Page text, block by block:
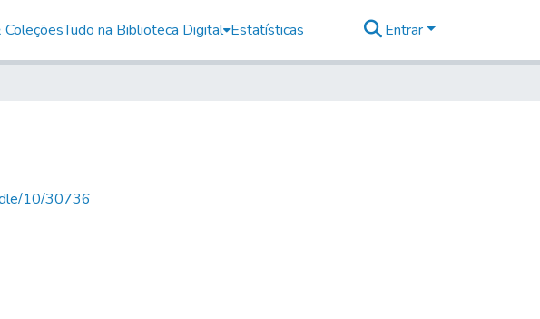
ColeçõesTudo na Biblioteca Digital Estatísticas Entrar
10/30736